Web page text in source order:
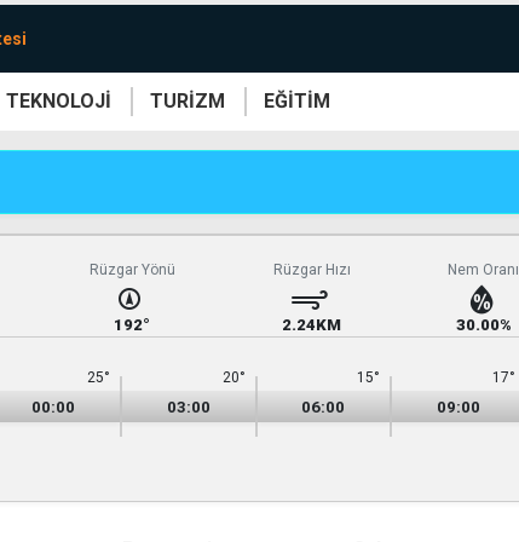
TEKNOLOJİ TURİZM EĞİTİM
Rüzgar Yönü
192°
Rüzgar Hızı
2.24KM
Nem Oranı
30.00%
00:00
25°
03:00
20°
06:00
15°
09:00
17°